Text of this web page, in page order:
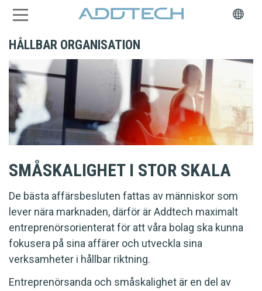
HÅLLBAR ORGANISATION
SMÅSKALIGHET I STOR SKALA
De bästa affärsbesluten fattas av människor som
lever nära marknaden, därför är Addtech maximalt
entreprenörsorienterat för att våra bolag ska kunna
fokusera på sina affärer och utveckla sina
verksamheter i hållbar riktning.
Entreprenörsanda och småskalighet är en del av